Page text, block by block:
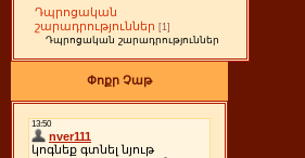
Դպրոցական
շարադրություններ [1]
Դպրոցական շարադրություններ
Փոքր Չաթ